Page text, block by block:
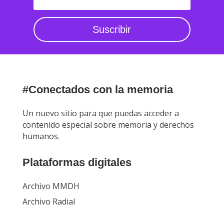
Suscribir
#Conectados con la memoria
Un nuevo sitio para que puedas acceder a
contenido especial sobre memoria y derechos
humanos.
Plataformas digitales
Archivo MMDH
Archivo Radial